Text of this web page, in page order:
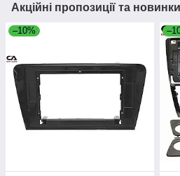
Акційні пропозиції та новинки
–10%